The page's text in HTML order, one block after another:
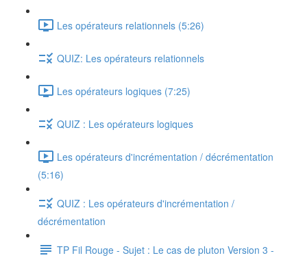
Les opérateurs relationnels (5:26)
QUIZ: Les opérateurs relationnels
Les opérateurs logiques (7:25)
QUIZ : Les opérateurs logiques
Les opérateurs d'incrémentation / décrémentation
(5:16)
QUIZ : Les opérateurs d'incrémentation /
décrémentation
TP Fil Rouge - Sujet : Le cas de pluton Version 3 -